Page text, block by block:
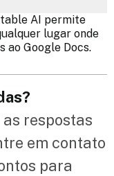
AI permite
lugar onde
ao Google Docs.
respostas
em contato
para